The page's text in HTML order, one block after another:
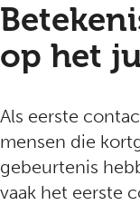
op het
Als eerste
mensen die
gebeurtenis
vaak het eerste